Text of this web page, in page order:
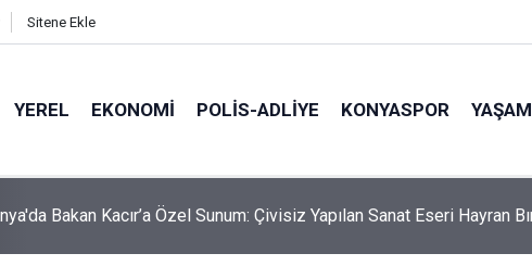
Sitene Ekle
YEREL EKONOMI POLİS-ADLİYE KONYASPOR YAŞAM
Ramallah'a Uzanan Tarihi Yolculuk! Başkan Kılca Mitinge